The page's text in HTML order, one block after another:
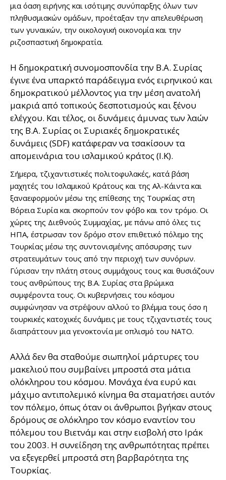
μια όαση ειρήνης και ισότιμης συνύπαρξης όλων των
πληθυσμιακών ομάδων, προέταξαν την απελευθέρωση
των γυναικών, την οικολογική οικονομία και την
ριζοσπαστική δημοκρατία.
Η δημοκρατική συνομοσπονδία την Β.Α. Συρίας
έγινε ένα υπαρκτό παράδειγμα ενός ειρηνικού και
δημοκρατικού μέλλοντος για την μέση ανατολή
μακριά από τοπικούς δεσποτισμούς και ξένου
ελέγχου. Και τέλος, οι δυνάμεις άμυνας των λαών
της Β.Α. Συρίας οι Συριακές δημοκρατικές
δυνάμεις (SDF) κατάφεραν να τσακίσουν τα
απομεινάρια του ισλαμικού κράτος (Ι.Κ).
Σήμερα, τζιχαντιστικές πολιτοφυλακές, κατά βάση
μαχητές του Ισλαμικού Κράτους και της Αλ-Κάιντα και
ξαναεφορμούν μέσω της επίθεσης της Τουρκίας στη
Βόρεια Συρία και σκορπούν τον φόβο και τον τρόμο. Οι
χώρες της Διεθνούς Συμμαχίας, με πάνω από όλες τις
ΗΠΑ, έστρωσαν τον δρόμο στον επιθετικό πόλεμο της
Τουρκίας μέσω της συντονισμένης απόσυρσης των
στρατευμάτων τους από την περιοχή των συνόρων.
Γύρισαν την πλάτη στους συμμάχους τους και θυσιάζουν
τους ανθρώπους της Β.Α. Συρίας στα βρώμικα
συμφέροντα τους. Οι κυβερνήσεις του κόσμου
συμφώνησαν να στρέψουν αλλού το βλέμμα τους όσο η
τουρκικές κατοχικές δυνάμεις με τους τζιχαντιστές τους
διαπράττουν μια γενοκτονία με οπλισμό του ΝΑΤΟ.
Αλλά δεν θα σταθούμε σιωπηλοί μάρτυρες του
μακελιού που συμβαίνει μπροστά στα μάτια
ολόκληρου του κόσμου. Μονάχα ένα ευρύ και
μάχιμο αντιπολεμικό κίνημα θα σταματήσει αυτόν
τον πόλεμο, όπως όταν οι άνθρωποι βγήκαν στους
δρόμους σε ολόκληρο τον κόσμο εναντίον του
πόλεμου του Βιετνάμ και στην εισβολή στο Ιράκ
του 2003. Η συνείδηση της ανθρωπότητας πρέπει
να εξεγερθεί μπροστά στη βαρβαρότητα της
Τουρκίας.